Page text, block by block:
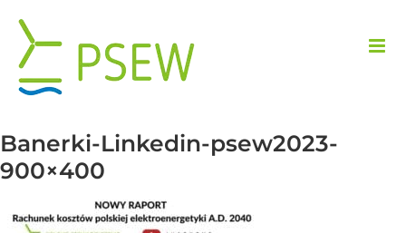
zawartości
Banerki-Linkedin-psew2023-
900×400